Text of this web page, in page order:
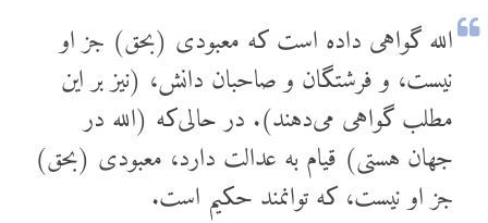
الله گواهی داده است که معبودی (بحق) جز او
نیست، و فرشتگان و صاحبان دانش، (نیز بر این
مطلب گواهی می‌دهند). در حالی‌که (الله در
جهان هستی) قیام به عدالت دارد، معبودی (بحق)
جز او نیست، که توانمند حکیم است.